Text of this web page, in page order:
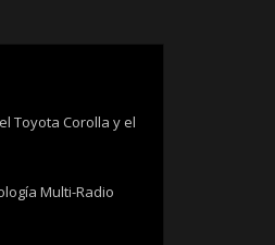
Toyota Corolla y el
Multi-Radio